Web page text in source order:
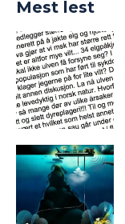
Mest lest